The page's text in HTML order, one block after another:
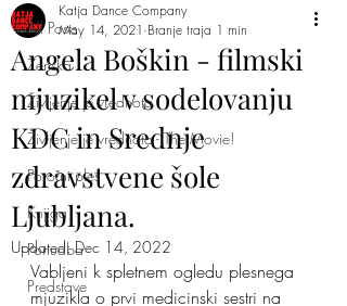
All Posts
Ženska
Življenje je vrednota
Življenje je vrednota - The Movie!
Poročni ples
Knjiga
Ponudba
Predstave
Angela Boškin - filmski
mjuzikel v sodelovanju
KDC in Srednje
zdravstvene šole
Ljubljana.
Katja Dance Company
May 14, 2021 Branje traja 1 min
Updated:Dec 14, 2022
Vabljeni k spletnem ogledu plesnega
mjuzikla o prvi medicinski sestri na